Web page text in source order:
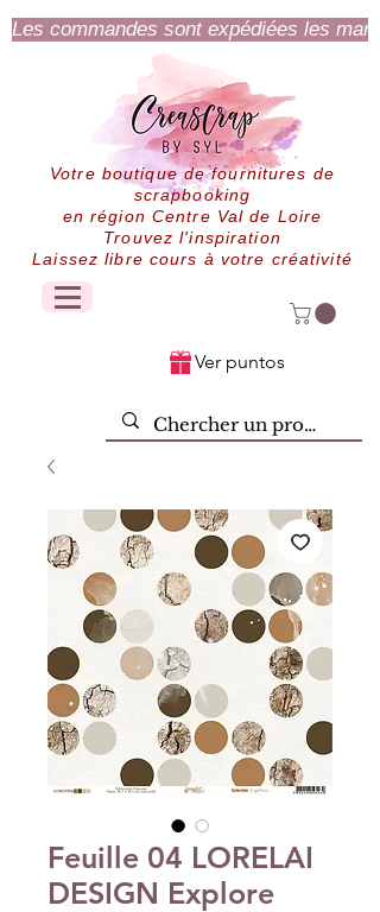
Les commandes sont expédiées les
Votre boutique de fournitures de
scrapbooking
en région Centre Val de Loire
Trouvez l'inspiration
Laissez libre cours à votre créativité
Ver puntos
Feuille 04 LORELAI
DESIGN Explore